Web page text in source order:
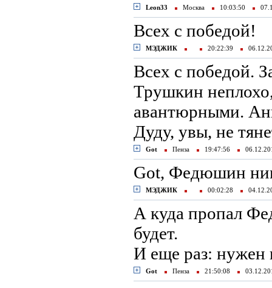
Leon33 Москва 10:03:50
Всех с победой!
МЭДЖИК 20:22:39
Всех с победой.
Трушкин
авантюрными.
Дуду, увы, не
Got Пенза 19:47:56
Got, Федюшин
МЭДЖИК 00:02:28
А куда пропал
будет.
И еще раз: нужен
Got Пенза 21:50:08